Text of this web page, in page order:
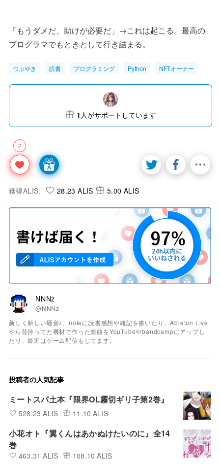
「もうダメだ、助けが必要だ」→これは起こる。最高の
プログラマでもときとして行き詰まる。
つぶやき 読書 プログラミング Python NFTオーナー
2
1 人がサポートしています
獲得ALIS: 28.23 ALIS 5.00 ALIS
NNNz
@NNNz
新しく新しい騒音z。noteに読書感想や雑記を書いたり、Ableton Live
やら昔持ってた機材で作った楽曲をYouTubeやbandcampにアップし
たり、最近はゲーム配信もしてます。
投稿者の人気記事
ミートスパ土本『限界OL霧切ギリ子第2巻』
528.23 ALIS 11.10 ALIS
小花オト『翼くんはあかぬけたいのに』全14
巻
463.31 ALIS 108.10 ALIS